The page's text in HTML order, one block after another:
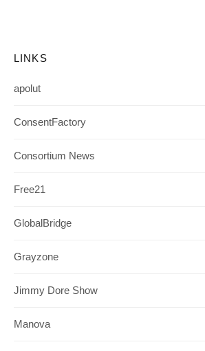
LINKS
apolut
ConsentFactory
Consortium News
Free21
GlobalBridge
Grayzone
Jimmy Dore Show
Manova